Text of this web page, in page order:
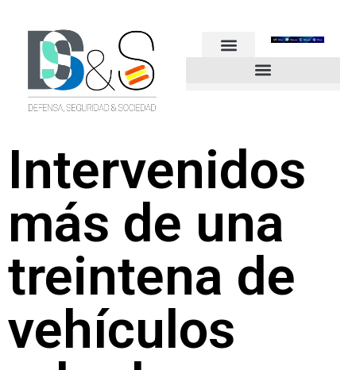
Intervenidos
más de una
treintena de
vehículos